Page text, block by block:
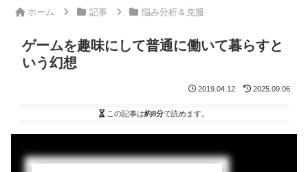
ホーム 記事 悩み分析＆克服
ゲームを趣味にして普通に働いて暮らすと
いう幻想
2019.04.12 2025.09.06
この記事は約8分で読めます。